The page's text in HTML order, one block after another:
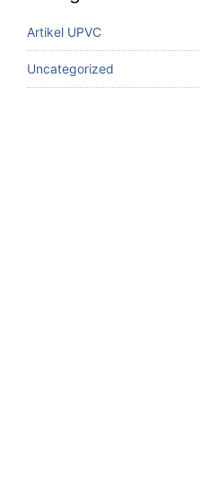
Artikel UPVC
Uncategorized